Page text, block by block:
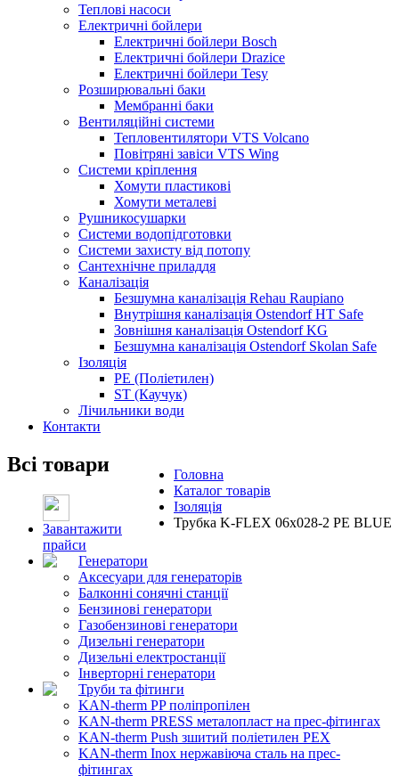
Теплові насоси
Електричні бойлери
Електричні бойлери Bosch
Електричні бойлери Drazice
Електричні бойлери Tesy
Розширювальні баки
Мембранні баки
Вентиляційні системи
Тепловентилятори VTS Volcano
Повітряні завіси VTS Wing
Системи кріплення
Хомути пластикові
Хомути металеві
Рушникосушарки
Системи водопідготовки
Системи захисту від потопу
Сантехнічне приладдя
Каналізація
Безшумна каналізація Rehau Raupiano
Внутрішня каналізація Ostendorf HT Safe
Зовнішня каналізація Ostendorf KG
Безшумна каналізація Ostendorf Skolan Safe
Ізоляція
PE (Поліетилен)
ST (Каучук)
Лічильники води
Контакти
Головна
Каталог товарів
Ізоляція
Трубка K-FLEX 06x028-2 РЕ BLUE
Всі товари
Завантажити
прайси
Генератори
Аксесуари для генераторів
Балконні сонячні станції
Бензинові генератори
Газобензинові генератори
Дизельні генератори
Дизельні електростанції
Інверторні генератори
Труби та фітинги
KAN-therm PP поліпропілен
KAN-therm PRESS металопласт на прес-фітингах
KAN-therm Push зшитий поліетилен PEX
KAN-therm Inox нержавіюча сталь на прес-
фітингах